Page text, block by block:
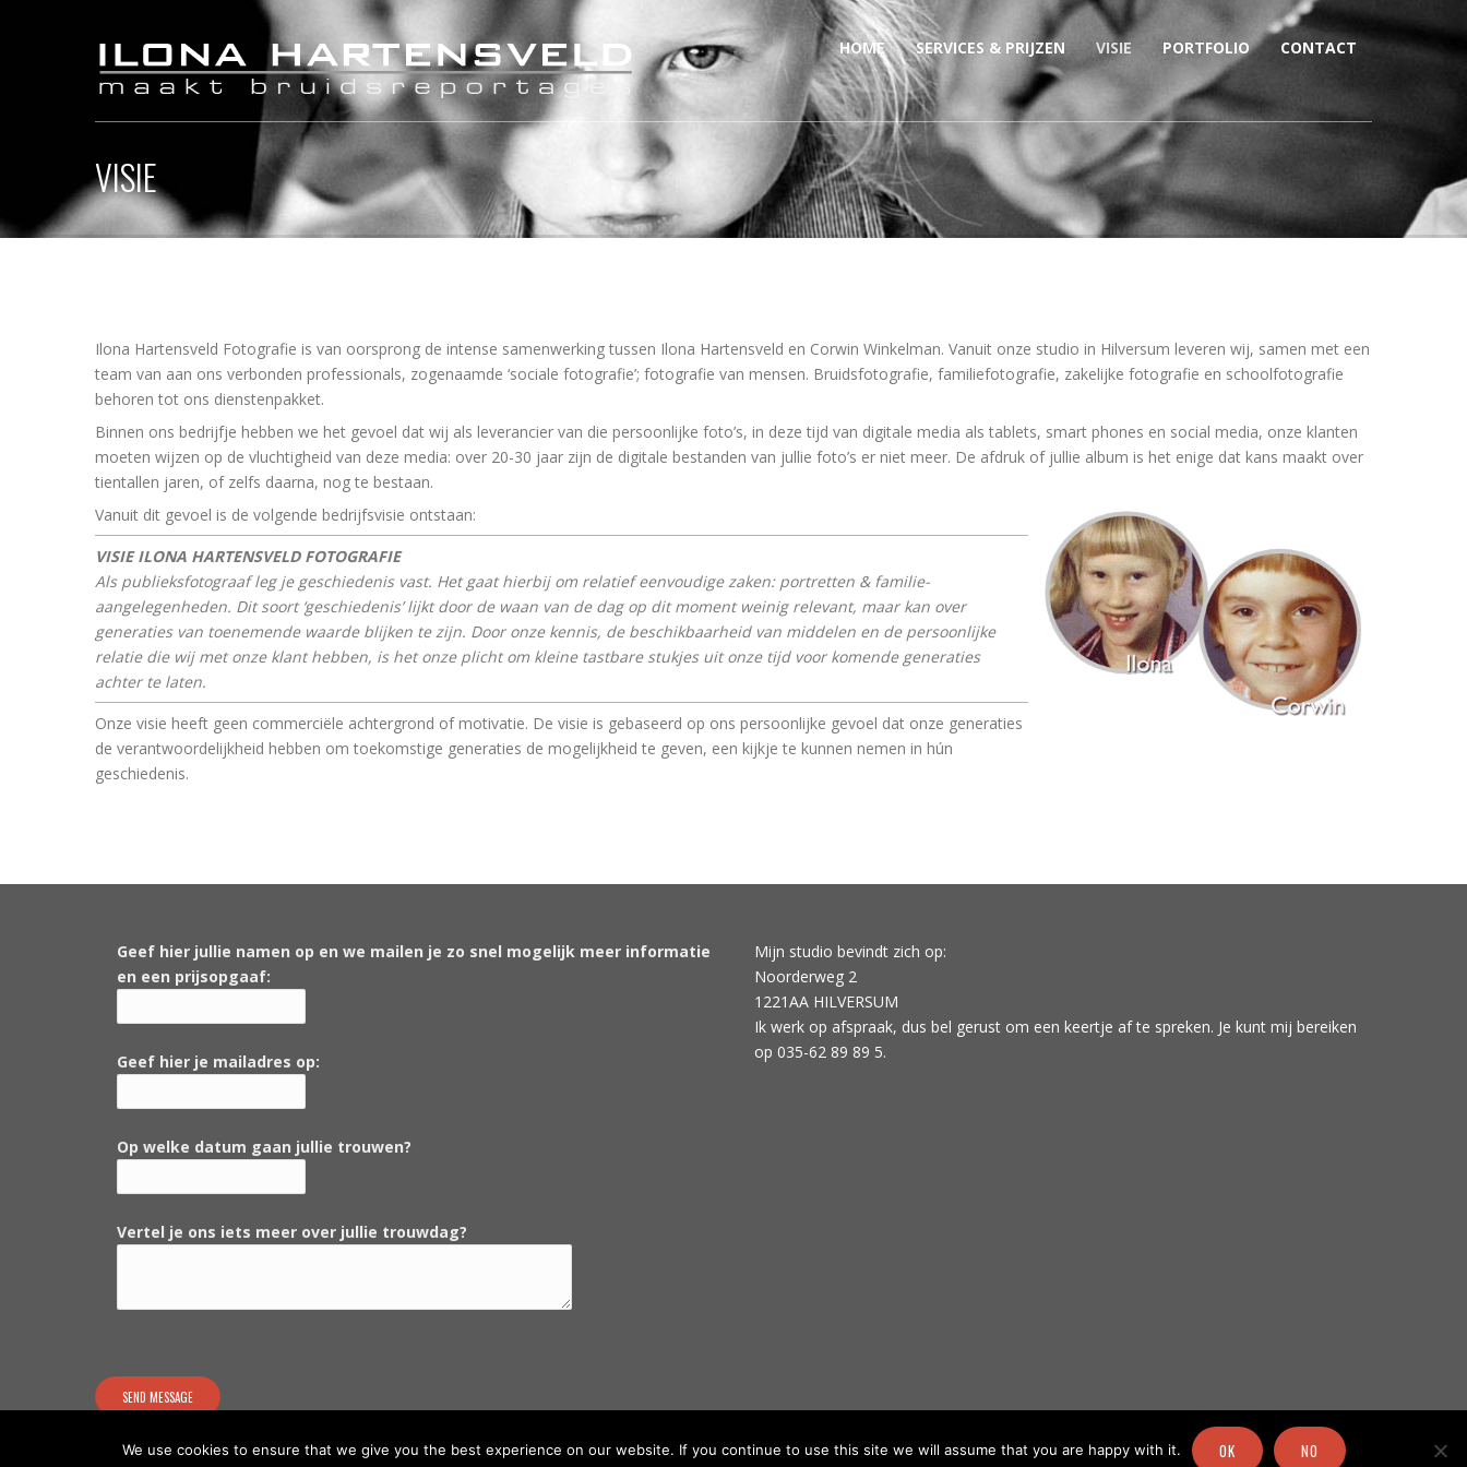
HOME SERVICES & PRIJZEN VISIE PORTFOLIO CONTACT
VISIE
Ilona Hartensveld Fotografie is van oorsprong de intense samenwerking tussen Ilona Hartensveld en Corwin Winkelman. Vanuit onze studio in Hilversum leveren wij, samen met een
team van aan ons verbonden professionals, zogenaamde ‘sociale fotografie’; fotografie van mensen. Bruidsfotografie, familiefotografie, zakelijke fotografie en schoolfotografie
behoren tot ons dienstenpakket.
Binnen ons bedrijfje hebben we het gevoel dat wij als leverancier van die persoonlijke foto’s, in deze tijd van digitale media als tablets, smart phones en social media, onze klanten
moeten wijzen op de vluchtigheid van deze media: over 20-30 jaar zijn de digitale bestanden van jullie foto’s er niet meer. De afdruk of jullie album is het enige dat kans maakt over
tientallen jaren, of zelfs daarna, nog te bestaan.
Vanuit dit gevoel is de volgende bedrijfsvisie ontstaan:
VISIE ILONA HARTENSVELD FOTOGRAFIE
Als publieksfotograaf leg je geschiedenis vast. Het gaat hierbij om relatief eenvoudige zaken: portretten & familie-
aangelegenheden. Dit soort ‘geschiedenis’ lijkt door de waan van de dag op dit moment weinig relevant, maar kan over
generaties van toenemende waarde blijken te zijn. Door onze kennis, de beschikbaarheid van middelen en de persoonlijke
relatie die wij met onze klant hebben, is het onze plicht om kleine tastbare stukjes uit onze tijd voor komende generaties
achter te laten.
Onze visie heeft geen commerciële achtergrond of motivatie. De visie is gebaseerd op ons persoonlijke gevoel dat onze generaties
de verantwoordelijkheid hebben om toekomstige generaties de mogelijkheid te geven, een kijkje te kunnen nemen in hún
geschiedenis.
Geef hier jullie namen op en we mailen je zo snel mogelijk meer informatie
en een prijsopgaaf:
Geef hier je mailadres op:
Op welke datum gaan jullie trouwen?
Vertel je ons iets meer over jullie trouwdag?
Mijn studio bevindt zich op:
Noorderweg 2
1221AA HILVERSUM
Ik werk op afspraak, dus bel gerust om een keertje af te spreken. Je kunt mij bereiken
op 035-62 89 89 5.
We use cookies to ensure that we give you the best experience on our website. If you continue to use this site we will assume that you are happy with it. OK NO